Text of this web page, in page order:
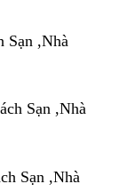
Sạn ,Nhà
Sạn ,Nhà
Sạn ,Nhà